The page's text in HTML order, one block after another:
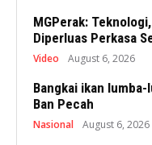
MGPerak:
Diperluas Perkasa
Video August 6, 2026
Bangkai ikan
Ban Pecah
Nasional August 6, 2026